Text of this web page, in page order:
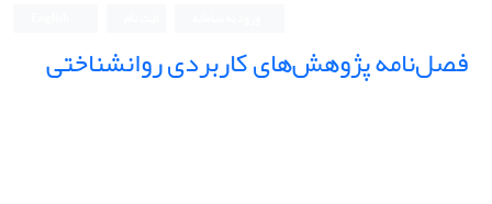
فصل‌نامه پژوهش‌های کاربردی روانشناختی